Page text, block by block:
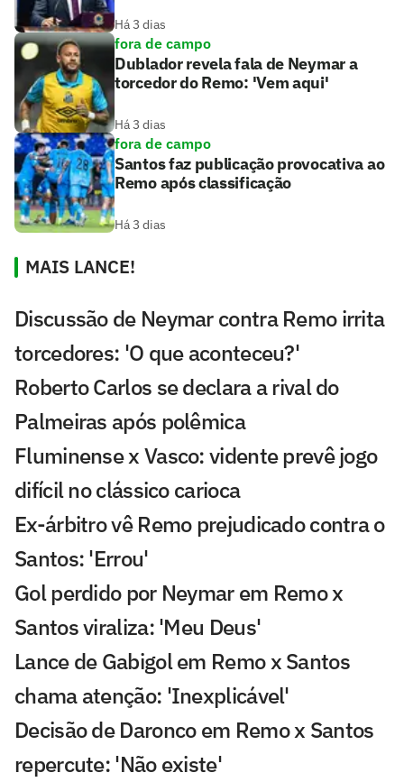
Há 3 dias
fora de campo
Dublador revela fala de Neymar a
torcedor do Remo: 'Vem aqui'
Há 3 dias
fora de campo
Santos faz publicação provocativa ao
Remo após classificação
Há 3 dias
MAIS LANCE!
Discussão de Neymar contra Remo irrita
torcedores: 'O que aconteceu?'
Roberto Carlos se declara a rival do
Palmeiras após polêmica
Fluminense x Vasco: vidente prevê jogo
difícil no clássico carioca
Ex-árbitro vê Remo prejudicado contra o
Santos: 'Errou'
Gol perdido por Neymar em Remo x
Santos viraliza: 'Meu Deus'
Lance de Gabigol em Remo x Santos
chama atenção: 'Inexplicável'
Decisão de Daronco em Remo x Santos
repercute: 'Não existe'